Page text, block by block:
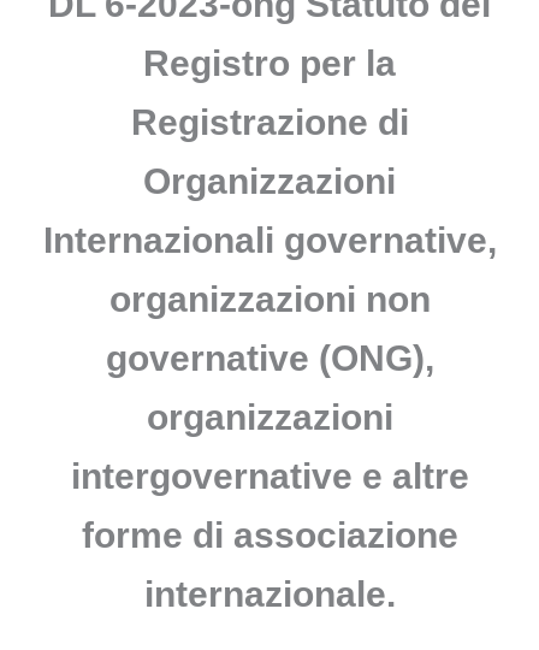
Registro per la
Registrazione di
Organizzazioni
Internazionali governative,
organizzazioni non
governative (ONG),
organizzazioni
intergovernative e altre
forme di associazione
internazionale.